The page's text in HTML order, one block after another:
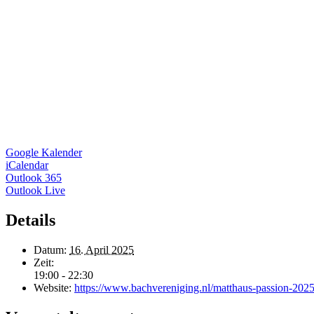
Google Kalender
iCalendar
Outlook 365
Outlook Live
Details
Datum: 16. April 2025
Zeit:
19:00 - 22:30
Website: https://www.bachvereniging.nl/matthaus-passion-2025